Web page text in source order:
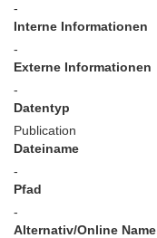
-
Interne Informationen
-
Externe Informationen
-
Datentyp
Publication
Dateiname
-
Pfad
-
Alternativ/Online Name